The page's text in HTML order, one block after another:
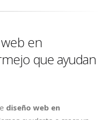
en
que ayudan
diseño web en